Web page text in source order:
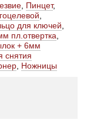
Пинцет,
для ключей
пл.отвертка
+ 6мм
снятия
Ножницы